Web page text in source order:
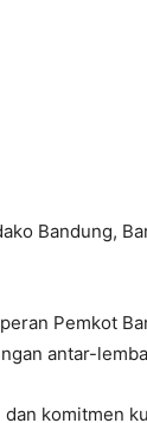
Bandung,
Pemkot
antar-
komitmen